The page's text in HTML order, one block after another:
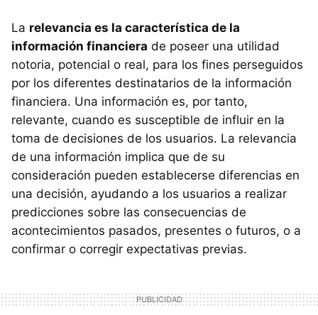
La relevancia es la característica de la
información financiera de poseer una utilidad
notoria, potencial o real, para los fines perseguidos
por los diferentes destinatarios de la información
financiera. Una información es, por tanto,
relevante, cuando es susceptible de influir en la
toma de decisiones de los usuarios. La relevancia
de una información implica que de su
consideración pueden establecerse diferencias en
una decisión, ayudando a los usuarios a realizar
predicciones sobre las consecuencias de
acontecimientos pasados, presentes o futuros, o a
confirmar o corregir expectativas previas.